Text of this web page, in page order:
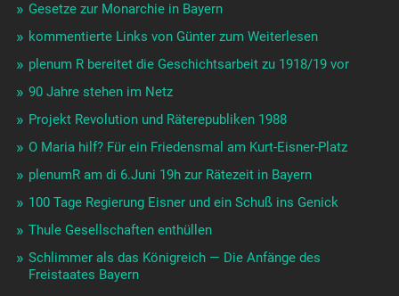
Gesetze zur Monarchie in Bayern
kommentierte Links von Günter zum Weiterlesen
plenum R bereitet die Geschichtsarbeit zu 1918/19 vor
90 Jahre stehen im Netz
Projekt Revolution und Räterepubliken 1988
O Maria hilf? Für ein Friedensmal am Kurt-Eisner-Platz
plenumR am di 6.Juni 19h zur Rätezeit in Bayern
100 Tage Regierung Eisner und ein Schuß ins Genick
Thule Gesellschaften enthüllen
Schlimmer als das Königreich — Die Anfänge des
Freistaates Bayern